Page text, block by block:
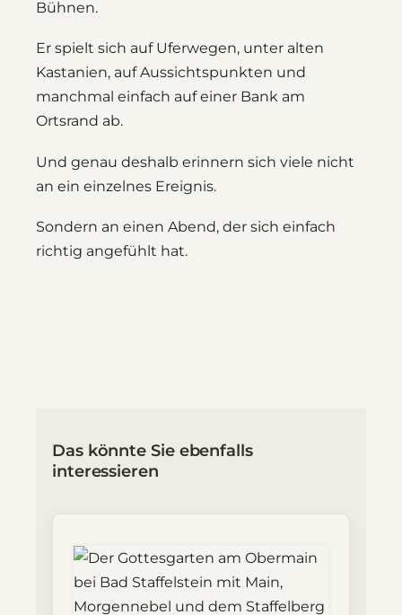
Bühnen.
Er spielt sich auf Uferwegen, unter alten
Kastanien, auf Aussichtspunkten und
manchmal einfach auf einer Bank am
Ortsrand ab.
Und genau deshalb erinnern sich viele nicht
an ein einzelnes Ereignis.
Sondern an einen Abend, der sich einfach
richtig angefühlt hat.
Das könnte Sie ebenfalls
interessieren